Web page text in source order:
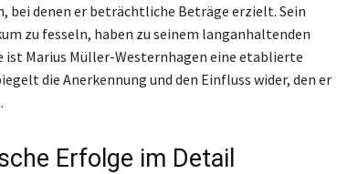
bei denen er beträchtliche Beträge erzielt. Sein
zu fesseln, haben zu seinem langanhaltenden
ist Marius Müller-Westernhagen eine etablierte
die Anerkennung und den Einfluss wider, den er
Erfolge im Detail